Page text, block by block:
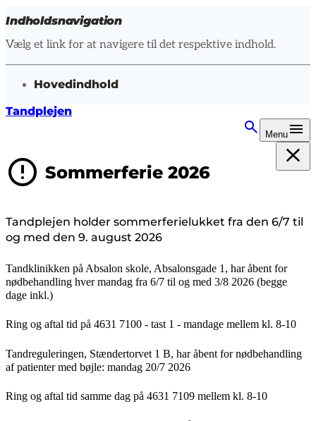
Indholdsnavigation
Vælg et link for at navigere til det respektive indhold.
gå til
Hovedindhold
Tandplejen
Menu
Sommerferie 2026
Tandplejen holder sommerferielukket fra den 6/7 til
og med den 9. august 2026
Tandklinikken på Absalon skole, Absalonsgade 1, har åbent for
nødbehandling hver mandag fra 6/7 til og med 3/8 2026 (begge
dage inkl.)
Ring og aftal tid på 4631 7100 - tast 1 - mandage mellem kl. 8-10
Tandreguleringen, Stændertorvet 1 B, har åbent for nødbehandling
af patienter med bøjle: mandag 20/7 2026
Ring og aftal tid samme dag på 4631 7109 mellem kl. 8-10